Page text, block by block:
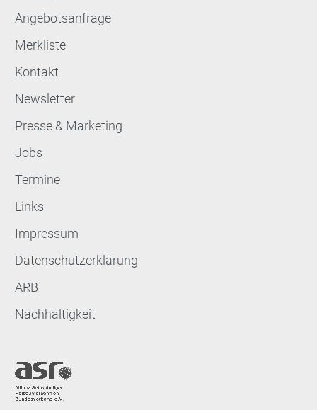
Angebotsanfrage
Merkliste
Kontakt
Newsletter
Presse & Marketing
Jobs
Termine
Links
Impressum
Datenschutzerklärung
ARB
Nachhaltigkeit